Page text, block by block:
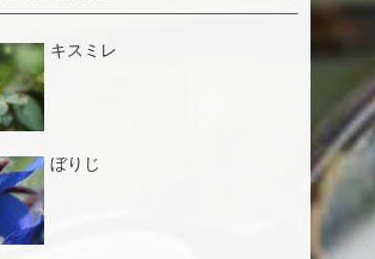
キスミレ
ぼりじ